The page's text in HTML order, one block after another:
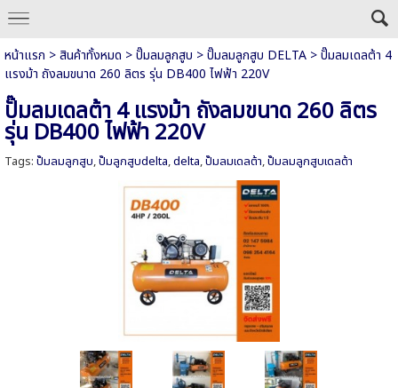
หน้าแรก >สินค้าทั้งหมด >ปั๊มลมลูกสูบ >ปั๊มลมลูกสูบ DELTA>ปั๊มลมเดลต้า 4
แรงม้า ถังลมขนาด 260 ลิตร รุ่น DB400 ไฟฟ้า 220V
ปั๊มลมเดลต้า 4 แรงม้า ถังลมขนาด 260 ลิตร
รุ่น DB400 ไฟฟ้า 220V
Tags: ปั๊มลมลูกสูบ,ปั๊มลูกสูบdelta,delta,ปั๊มลมเดลต้า,ปั๊มลมลูกสูบเดลต้า